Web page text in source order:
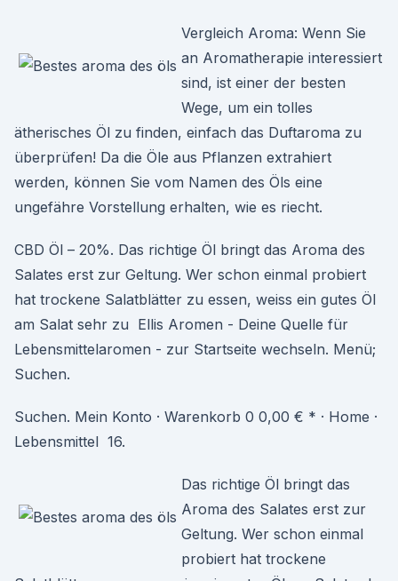
Vergleich Aroma: Wenn Sie
an Aromatherapie interessiert
sind, ist einer der besten
Wege, um ein tolles
ätherisches Öl zu finden, einfach das Duftaroma zu
überprüfen! Da die Öle aus Pflanzen extrahiert
werden, können Sie vom Namen des Öls eine
ungefähre Vorstellung erhalten, wie es riecht.
CBD Öl – 20%. Das richtige Öl bringt das Aroma des
Salates erst zur Geltung. Wer schon einmal probiert
hat trockene Salatblätter zu essen, weiss ein gutes Öl
am Salat sehr zu Ellis Aromen - Deine Quelle für
Lebensmittelaromen - zur Startseite wechseln. Menü;
Suchen.
Suchen. Mein Konto · Warenkorb 0 0,00 € * · Home ·
Lebensmittel 16.
Das richtige Öl bringt das
Aroma des Salates erst zur
Geltung. Wer schon einmal
probiert hat trockene